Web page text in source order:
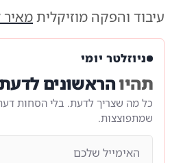
עיבוד והפקה מוזיקליתמאיר
ניוזלטר יומי
תהיוהראשונים
כל מה שצריך לדעת. בלי הסחות
שמתפוצצות.